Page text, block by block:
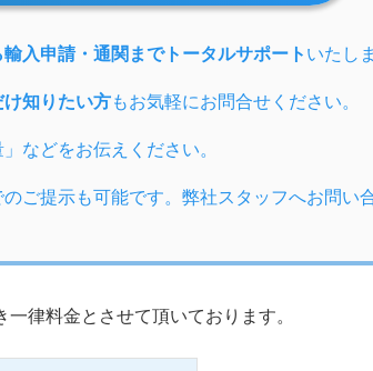
入申請・通関までトータルサポート いたし
け知りたい方もお気軽にお問合せください。
などをお伝えください。
ご提示も可能です。弊社スタッフへお問い
律料金とさせて頂いております。